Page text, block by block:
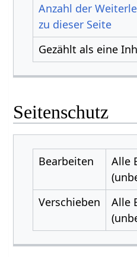
Anzahl der
zu dieser Seite
Gezählt als eine
Seitenschutz
Bearbeiten
Alle
Verschieben
Alle